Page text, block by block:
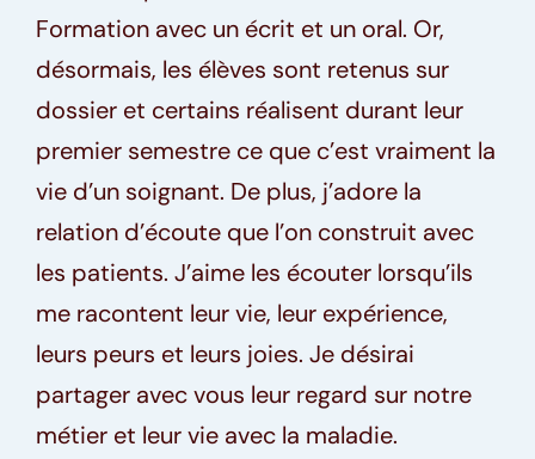
Formation avec un écrit et un oral. Or,
désormais, les élèves sont retenus sur
dossier et certains réalisent durant leur
premier semestre ce que c’est vraiment la
vie d’un soignant. De plus, j’adore la
relation d’écoute que l’on construit avec
les patients. J’aime les écouter lorsqu’ils
me racontent leur vie, leur expérience,
leurs peurs et leurs joies. Je désirai
partager avec vous leur regard sur notre
métier et leur vie avec la maladie.